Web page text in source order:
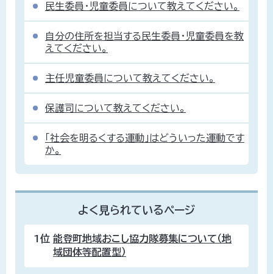
民生委員・児童委員について教えてください。
自分の住所を担当する民生委員・児童委員を教
えてください。
主任児童委員について教えてください。
保護司について教えてください。
「社会を明るくする運動」はどういった運動です
か。
よく見られているページ
1位 能登町地域おこし協力隊募集について（地
域団体等配置型）